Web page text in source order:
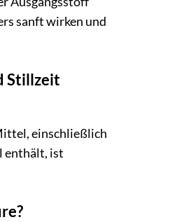
sanft wirken und
Stillzeit
einschließlich
enthält, ist